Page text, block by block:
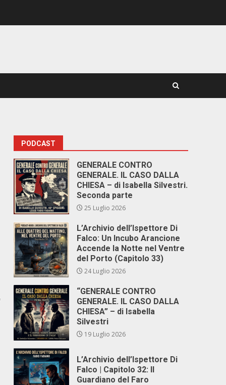
PODCAST
GENERALE CONTRO
GENERALE. IL CASO DALLA
CHIESA – di Isabella Silvestri.
Seconda parte
25 Luglio 2026
L’Archivio dell’Ispettore Di
Falco: Un Incubo Arancione
Accende la Notte nel Ventre
del Porto (Capitolo 33)
24 Luglio 2026
“GENERALE CONTRO
GENERALE. IL CASO DALLA
CHIESA” – di Isabella
Silvestri
19 Luglio 2026
L’Archivio dell’Ispettore Di
Falco | Capitolo 32: Il
Guardiano del Faro